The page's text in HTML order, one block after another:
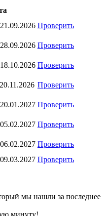
21.09.2026 Проверить
28.09.2026 Проверить
18.10.2026 Проверить
20.11.2026 Проверить
20.01.2027 Проверить
05.02.2027 Проверить
06.02.2027 Проверить
09.03.2027 Проверить
мы нашли за последнее
минуту!